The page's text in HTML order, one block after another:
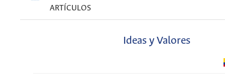
ARTÍCULOS
Ideas y Valores